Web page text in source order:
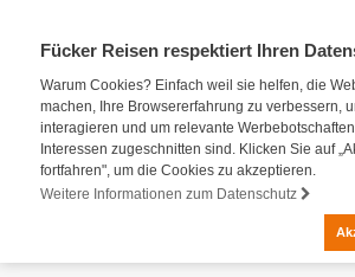
Fücker Reisen respektiert Ihren
Warum Cookies? Einfach weil sie helfen, die
machen, Ihre Browsererfahrung zu verbessern,
interagieren und um relevante
Interessen zugeschnitten sind. Klicken Sie auf
fortfahren", um die Cookies zu akzeptieren.
Weitere Informationen zum Datenschutz